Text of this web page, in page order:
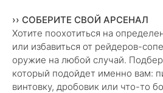
›› СОБЕРИТЕ СВОЙ АРСЕНАЛ
Хотите поохотиться на
или избавиться от рейдеров-
оружие на любой случай.
который подойдет именно вам:
винтовку, дробовик или что-то